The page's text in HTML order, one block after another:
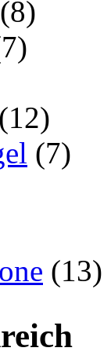
(8)
(12)
(7)
(13)